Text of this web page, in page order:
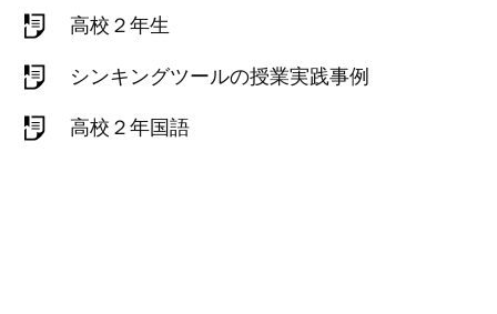
高校２年生
シンキングツールの授業実践事例
高校２年国語